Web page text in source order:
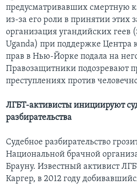
предусматривавших смертную
из-за его роли в принятии этих
организация угандийских геев
Uganda) при поддержке Центра
прав в Нью-Йорке подала на
Правозащитники подозревают
преступлениях против
ЛГБТ-активисты инициируют
разбирательства
Судебное разбирательство
Национальной брачной
Брауну. Известный активист
Каргер, в 2012 году